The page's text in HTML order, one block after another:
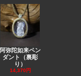
阿弥陀如来ペン
ダント（裏彫
り）
14,370円